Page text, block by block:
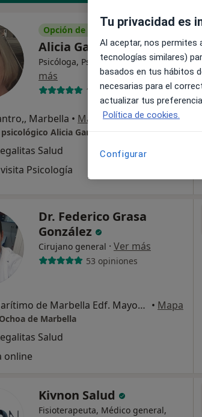
Opción de pago online
Alicia Garrido Guillen
Psicóloga, Psicóloga infantil·Ver
más
176 opiniones
Marbella • Mapa
Alicia Garrido
Salud
Psicología
Dr. Federico Grasa
González
Cirujano general · Ver más
53 opiniones
Paseo Marítimo de Marbella Edf. Mayoral s/n, Marbella • Mapa
de Marbella
Salud
online
Kivnon Salud
Fisioterapeuta, Médico general,
Tu privacidad es
Al aceptar, nos
tecnologías similares)
basados en tus hábitos
necesarias para el
actualizar tus
Política de cookies.
Configurar